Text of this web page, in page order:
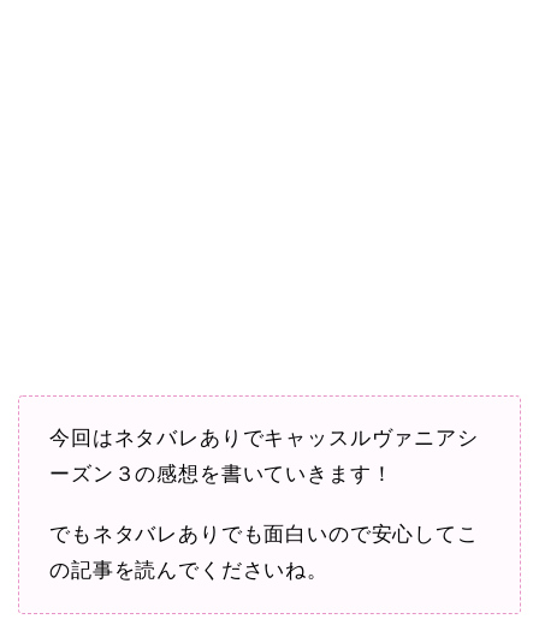
今回はネタバレありでキャッスルヴァニアシ
ーズン３の感想を書いていきます！
でもネタバレありでも面白いので安心してこ
の記事を読んでくださいね。